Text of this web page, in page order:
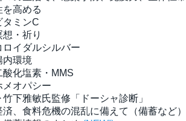
を高める
タミンC
想・祈り
ロイダルシルバー
内環境
酸化塩素・MMS
メオパシー
下雅敏氏監修「ドーシャ診断」
済、食料危機の混乱に備えて（備蓄など）